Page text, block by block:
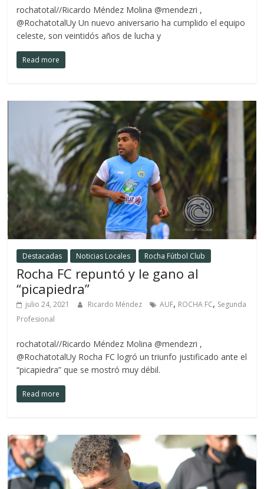
rochatotal//Ricardo Méndez Molina @mendezri ,
@RochatotalUy Un nuevo aniversario ha cumplido el equipo
celeste, son veintidós años de lucha y
Read more
Destacadas Noticias Locales Rocha Fútbol Club
Rocha FC repuntó y le gano al
“picapiedra”
julio 24, 2021 Ricardo Méndez AUF, ROCHA FC, Segunda
Profesional
rochatotal//Ricardo Méndez Molina @mendezri ,
@RochatotalUy Rocha FC logró un triunfo justificado ante el
“picapiedra” que se mostró muy débil.
Read more